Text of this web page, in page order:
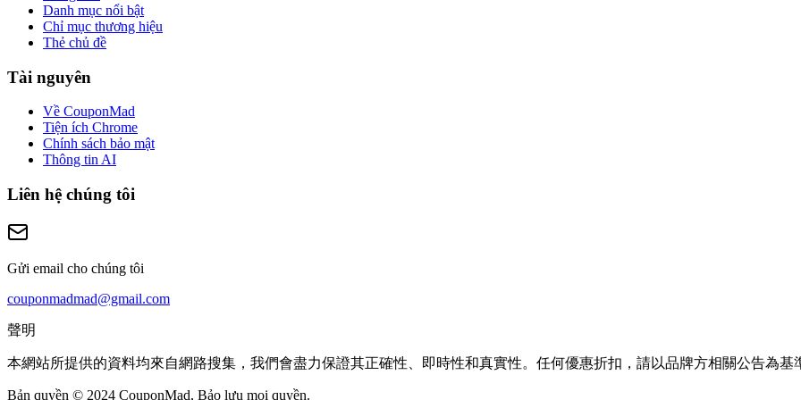
Danh mục nổi bật
Chỉ mục thương hiệu
Thẻ chủ đề
Tài nguyên
Về CouponMad
Tiện ích Chrome
Chính sách bảo mật
Thông tin AI
Liên hệ chúng tôi
Gửi email cho chúng tôi
couponmadmad@gmail.com
聲明
本網站所提供的資料均來自網路搜集，我們會盡力保證其正確性、即時性和真實性。任何優惠折扣，請以品牌方相關公告為基
Bản quyền © 2024 CouponMad, Bảo lưu mọi quyền.